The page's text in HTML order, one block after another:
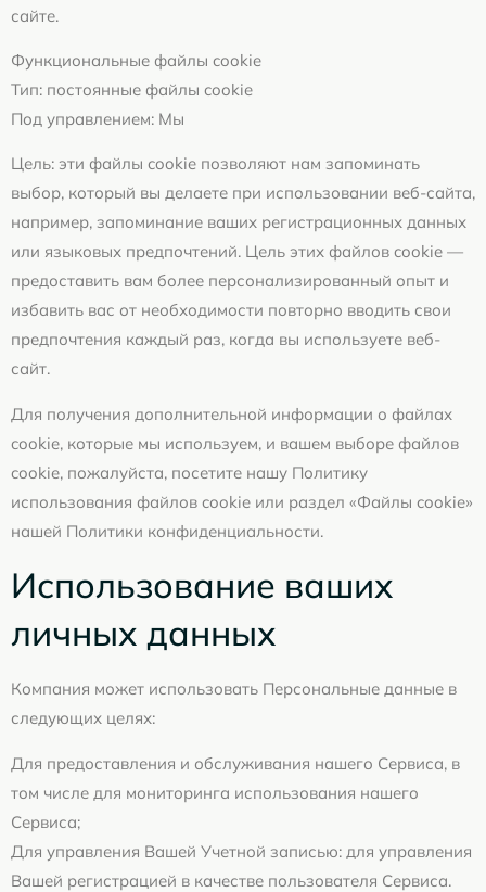
сайте.
Функциональные файлы cookie
Тип: постоянные файлы cookie
Под управлением: Мы
Цель: эти файлы cookie позволяют нам запоминать
выбор, который вы делаете при использовании веб-сайта,
например, запоминание ваших регистрационных данных
или языковых предпочтений. Цель этих файлов cookie —
предоставить вам более персонализированный опыт и
избавить вас от необходимости повторно вводить свои
предпочтения каждый раз, когда вы используете веб-
сайт.
Для получения дополнительной информации о файлах
cookie, которые мы используем, и вашем выборе файлов
cookie, пожалуйста, посетите нашу Политику
использования файлов cookie или раздел «Файлы cookie»
нашей Политики конфиденциальности.
Использование ваших
личных данных
Компания может использовать Персональные данные в
следующих целях:
Для предоставления и обслуживания нашего Сервиса, в
том числе для мониторинга использования нашего
Сервиса;
Для управления Вашей Учетной записью: для управления
Вашей регистрацией в качестве пользователя Сервиса.